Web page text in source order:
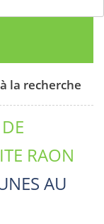
la recherche
RAON
AU